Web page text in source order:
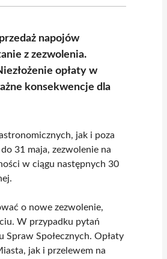
napojów
z zezwolenia.
opłaty w
konsekwencje dla
jak i poza
31 maja, zezwolenie na
w ciągu następnych 30
o nowe zezwolenie,
W przypadku pytań
Społecznych. Opłaty
jak i przelewem na